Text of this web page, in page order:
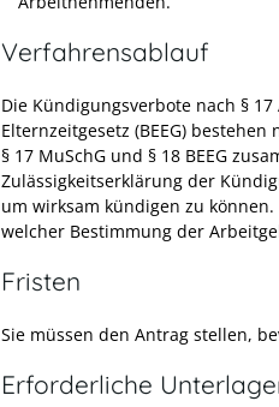
Verfahrensablauf
Die Kündigungsverbote nach §
Elternzeitgesetz (BEEG)
§ 17 MuSchG und § 18 BEEG
Zulässigkeitserklärung der
um wirksam kündigen zu
welcher Bestimmung der
Fristen
Sie müssen den Antrag stellen,
Erforderliche